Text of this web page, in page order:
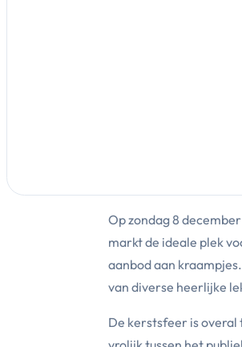
Op zondag 8
markt de ideale plek
aanbod aan
van diverse heerlijke
De kerstsfeer is overal